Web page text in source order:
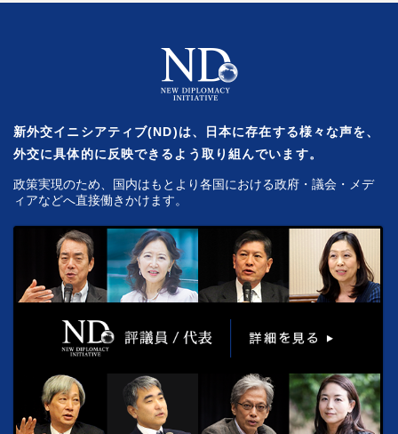
新外交イニシアティブ(ND)は、日本に存在する様々な声を、
外交に具体的に反映できるよう取り組んでいます。
政策実現のため、国内はもとより各国における政府・議会・メデ
ィアなどへ直接働きかけます。